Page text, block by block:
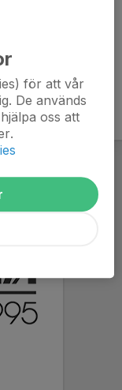
för att vår
De används
oss att